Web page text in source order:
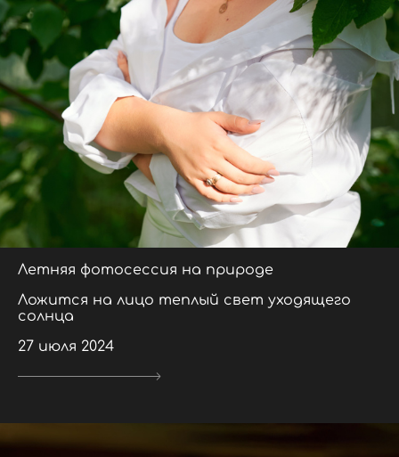
Летняя фотосессия на природе
Ложится на лицо теплый свет уходящего
солнца
27 июля 2024